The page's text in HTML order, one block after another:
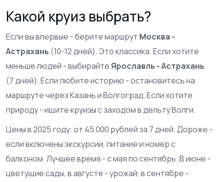
Какой круиз выбрать?
Если вы впервые - берите маршрут Москва -
Астрахань (10-12 дней). Это классика. Если хотите
меньше людей - выбирайте Ярославль - Астрахань
(7 дней). Если любите историю - остановитесь на
маршруте через Казань и Волгоград. Если хотите
природу - ищите круизы с заходом в дельту Волги.
Цены в 2025 году: от 45 000 рублей за 7 дней. Дороже -
если включены экскурсии, питание и номер с
балконом. Лучшее время - с мая по сентябрь. В июне -
цветущие сады, в августе - урожай, в сентябре -